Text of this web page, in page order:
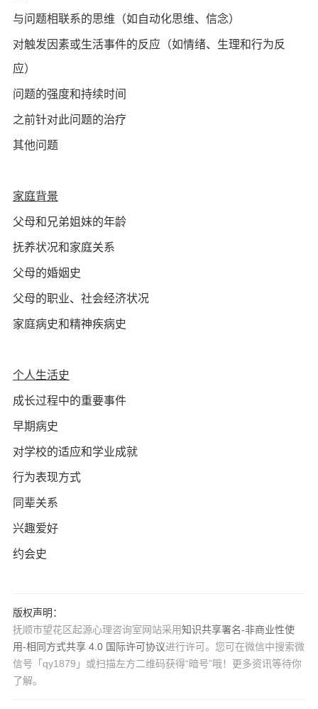
与问题相联系的思维（如自动化思维、信念）
对触发因素或生活事件的反应（如情绪、生理和行为反
应）
问题的强度和持续时间
之前针对此问题的治疗
其他问题
家庭背景
父母和兄弟姐妹的年龄
抚养状况和家庭关系
父母的婚姻史
父母的职业、社会经济状况
家庭病史和精神疾病史
个人生活史
成长过程中的重要事件
早期病史
对学校的适应和学业成就
行为表现方式
同辈关系
兴趣爱好
约会史
版权声明：
抚顺市望花区起源心理咨询室网站采用知识共享署名-非商业性使
用-相同方式共享 4.0 国际许可协议进行许可。您可在微信中搜索微
信号「qy1879」或扫描左方二维码获得“暗号”哦！更多资讯等待你
了解。